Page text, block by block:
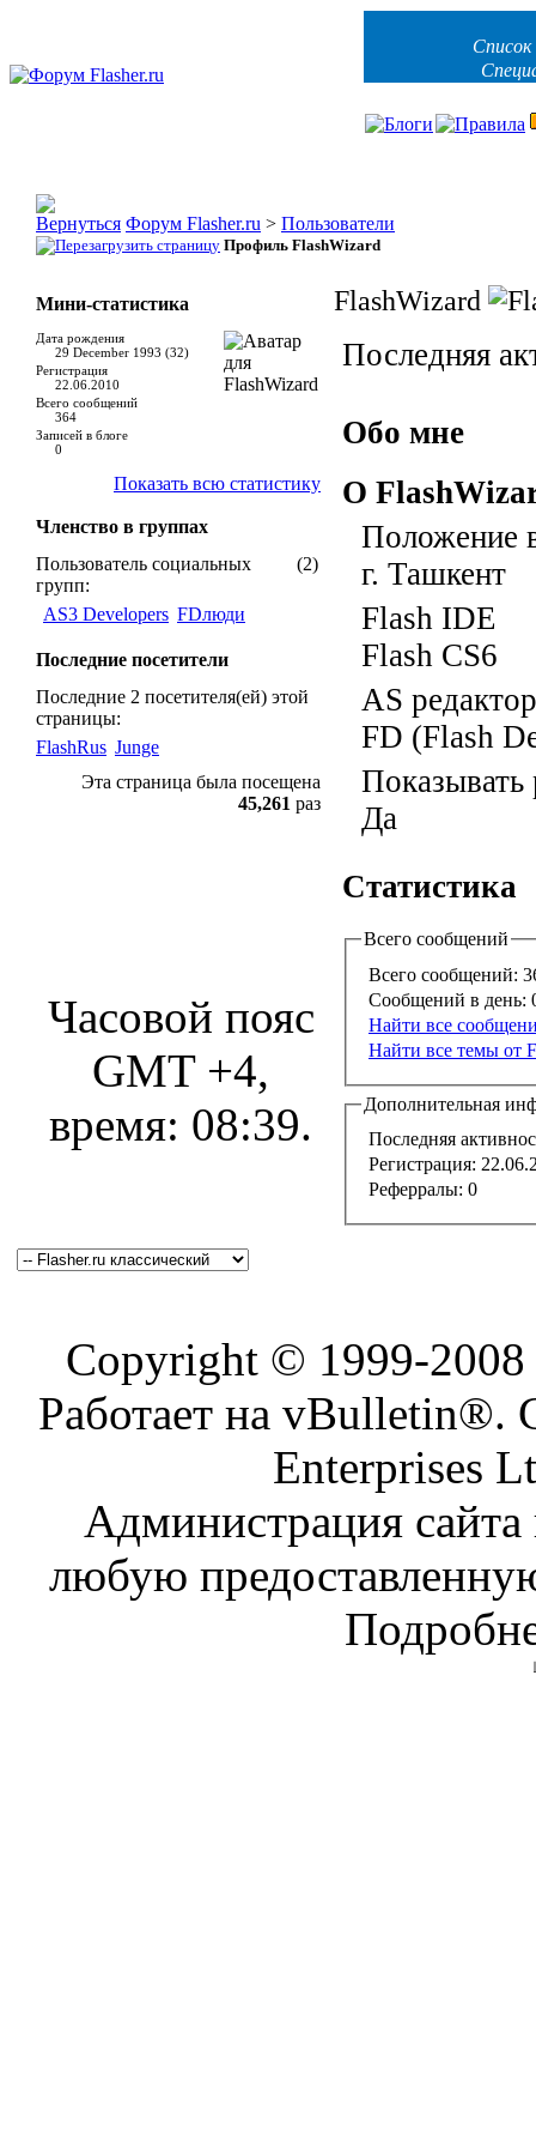
Форум Flasher.ru > Пользователи
Профиль FlashWizard
FlashWizard
Последняя
Обо мне
О
Положение
г. Ташкент
Flash IDE
Flash CS6
AS редактор
FD (Flash
Показывать
Да
Статистика
Всего сообщений
Всего сообщений:
Сообщений в день:
Найти все
Найти все темы от
Дополнительная
Последняя
Регистрация:
Реферралы: 0
Мини-статистика
Дата рождения
29 December 1993 (32)
Регистрация
22.06.2010
Всего сообщений
364
Записей в блоге
0
Показать всю статистику
Членство в группах
(2)
Пользователь социальных
групп:
AS3 Developers FDлюди
Последние посетители
Последние 2 посетителя(ей) этой
страницы:
FlashRus Junge
Эта страница была посещена
45,261 раз
Часовой пояс
GMT +4,
время: 08:39.
Copyright © 1999-2008
Работает на vBulletin®.
Enterprises
Администрация сайта
любую